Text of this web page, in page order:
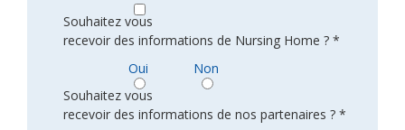
Souhaitez vous
recevoir des informations de Nursing Home ? *
Oui
Non
Souhaitez vous
recevoir des informations de nos partenaires ? *